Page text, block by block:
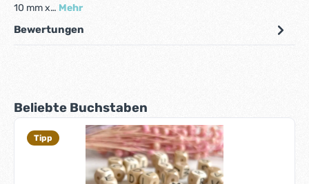
10 mm x… Mehr
Bewertungen
Produktgalerie überspringen
Beliebte Buchstaben
Tipp